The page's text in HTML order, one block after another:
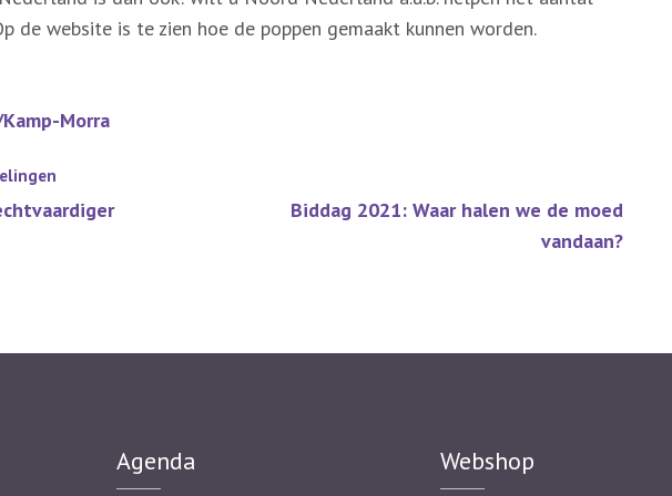
de website is te zien hoe de poppen gemaakt kunnen worden.
Morra
Biddag 2021: Waar halen we de moed
vandaan?
Agenda Webshop